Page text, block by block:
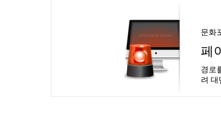
문화
페
경로
려 대